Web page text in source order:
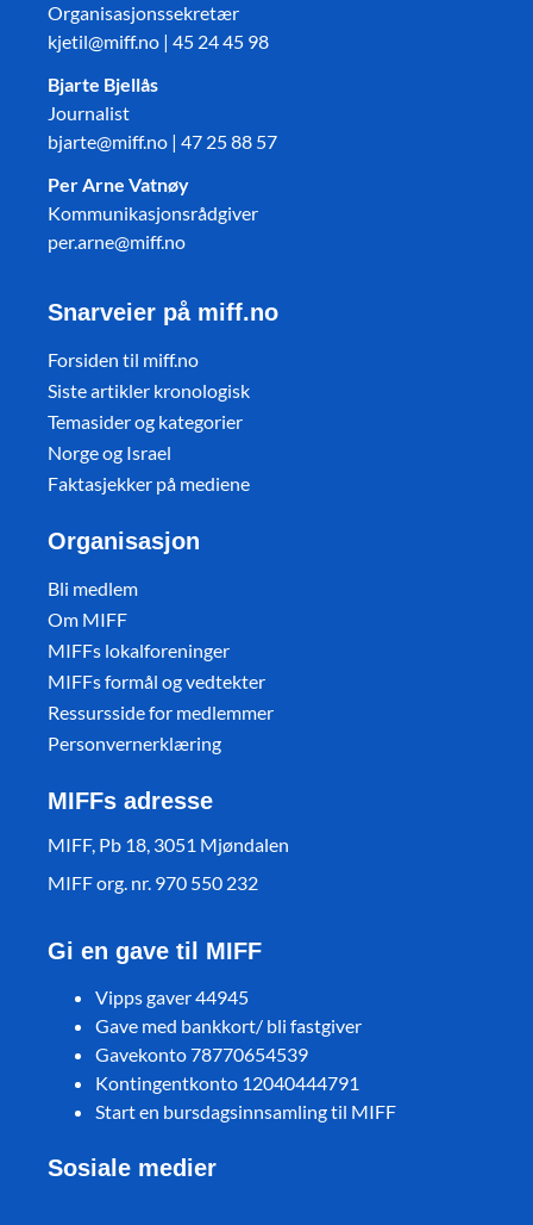
Organisasjonssekretær
kjetil@miff.no | 45 24 45 98
Bjarte Bjellås
Journalist
bjarte@miff.no | 47 25 88 57
Per Arne Vatnøy
Kommunikasjonsrådgiver
per.arne@miff.no
Snarveier på miff.no
Forsiden til miff.no
Siste artikler kronologisk
Temasider og kategorier
Norge og Israel
Faktasjekker på mediene
Organisasjon
Bli medlem
Om MIFF
MIFFs lokalforeninger
MIFFs formål og vedtekter
Ressursside for medlemmer
Personvernerklæring
MIFFs adresse
MIFF, Pb 18, 3051 Mjøndalen
MIFF org. nr. 970 550 232
Gi en gave til MIFF
Vipps gaver 44945
Gave med bankkort/ bli fastgiver
Gavekonto 78770654539
Kontingentkonto 12040444791
Start en bursdagsinnsamling til MIFF
Sosiale medier